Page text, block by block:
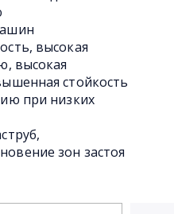
высокая
высокая
стойкость
при низких
зон застоя